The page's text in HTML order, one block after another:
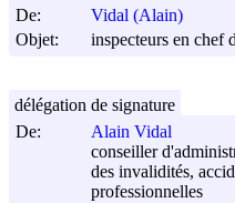
De:
Vidal (Alain)
Objet:
inspecteurs en chef
De:
Alain Vidal
conseiller
des invalidités,
professionnelles
délégation de signature